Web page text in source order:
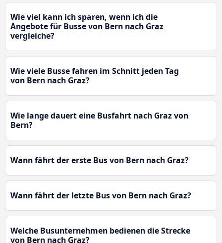
Wie viel kann ich sparen, wenn ich die
Angebote für Busse von Bern nach Graz
vergleiche?
Wie viele Busse fahren im Schnitt jeden Tag
von Bern nach Graz?
Wie lange dauert eine Busfahrt nach Graz von
Bern?
Wann fährt der erste Bus von Bern nach Graz?
Wann fährt der letzte Bus von Bern nach Graz?
Welche Busunternehmen bedienen die Strecke
von Bern nach Graz?